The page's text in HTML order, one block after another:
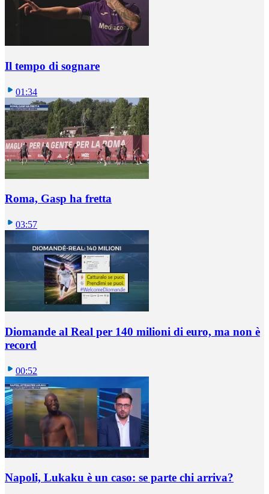
Il tempo di sognare
01:34
Roma, Gasp ha fretta
03:57
Diomande al Real per 140 milioni di euro, ma non è
record
00:52
Napoli, Lukaku è un caso: se parte chi arriva?